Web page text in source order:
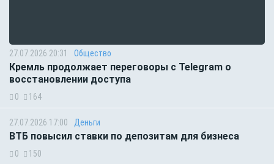
27.07.2026 20:31 Общество
Кремль продолжает переговоры с Telegram о
восстановлении доступа
0 164
27.07.2026 17:00 Деньги
ВТБ повысил ставки по депозитам для бизнеса
0 150